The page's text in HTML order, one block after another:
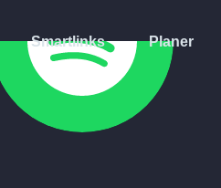
Smartlinks Planer